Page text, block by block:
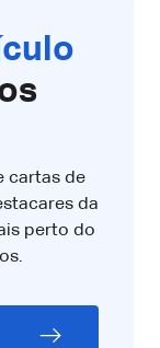
cartas de
da
perto do